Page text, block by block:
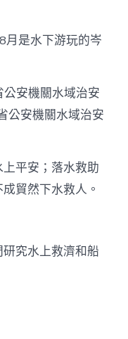
月是水下游玩的岑
安機關水域治安
公安機關水域治安
平安；落水救助
貿然下水救人。
究水上救濟和船